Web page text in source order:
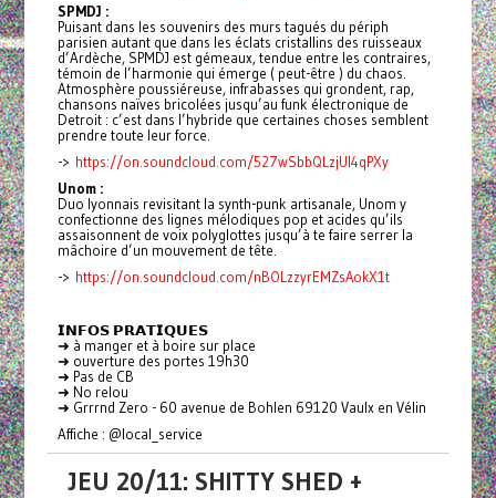
SPMDJ :
Puisant dans les souvenirs des murs tagués du périph
parisien autant que dans les éclats cristallins des ruisseaux
d’Ardèche, SPMDJ est gémeaux, tendue entre les contraires,
témoin de l’harmonie qui émerge ( peut-être ) du chaos.
Atmosphère poussiéreuse, infrabasses qui grondent, rap,
chansons naïves bricolées jusqu’au funk électronique de
Detroit : c’est dans l’hybride que certaines choses semblent
prendre toute leur force.
-> https://on.soundcloud.com/527wSbbQLzjUI4qPXy
Unom :
Duo lyonnais revisitant la synth-punk artisanale, Unom y
confectionne des lignes mélodiques pop et acides qu’ils
assaisonnent de voix polyglottes jusqu’à te faire serrer la
mâchoire d’un mouvement de tête.
-> https://on.soundcloud.com/nBOLzzyrEMZsAokX1t
𝗜𝗡𝗙𝗢𝗦 𝗣𝗥𝗔𝗧𝗜𝗤𝗨𝗘𝗦
➜ à manger et à boire sur place
➜ ouverture des portes 19h30
➜ Pas de CB
➜ No relou
➜ Grrrnd Zero - 60 avenue de Bohlen 69120 Vaulx en Vélin
Affiche : @local_service
JEU 20/11: SHITTY SHED +